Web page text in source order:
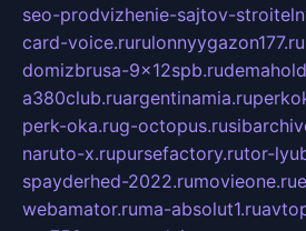
seo-prodvizhenie-sajtov-
card-voice.rurulonnyygazon177.ru
domizbrusa-9x12spb.ru
a380club.ruargentinamia.ru
perk-oka.rug-octopus.ru
naruto-x.rupursefactory.rutor-
spayderhed-2022.rumovieone.ru
webamator.ruma-absolut1.ru